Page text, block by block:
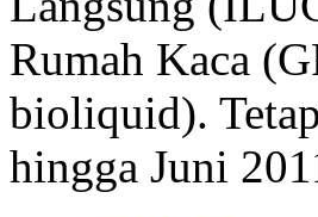
Rumah Kaca
bioliquid).
hingga Juni